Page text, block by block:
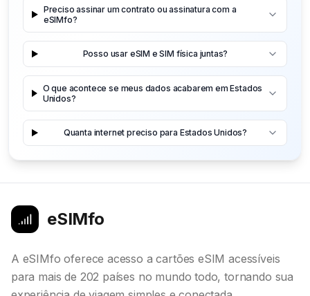
Preciso assinar um contrato ou assinatura com a
eSIMfo?
Posso usar eSIM e SIM física juntas?
O que acontece se meus dados acabarem em Estados
Unidos?
Quanta internet preciso para Estados Unidos?
eSIMfo
A eSIMfo oferece acesso a cartões eSIM acessíveis
para mais de 202 países no mundo todo, tornando sua